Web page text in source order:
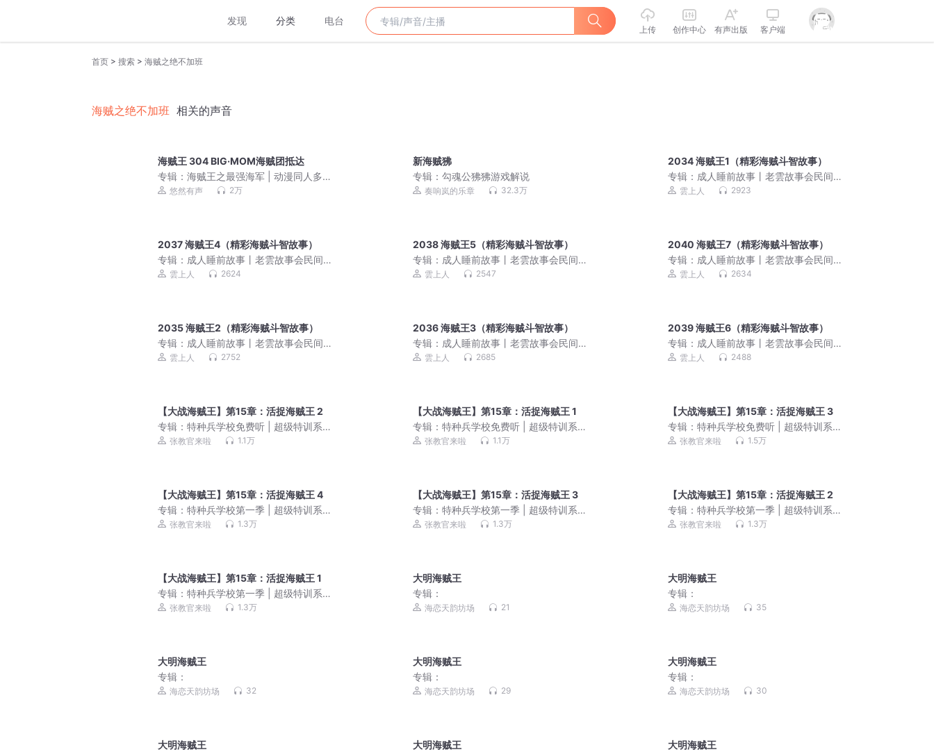
发现 分类 电台
上传 创作中心 有声出版 客户端
首页 > 搜索 > 海贼之绝不加班
海贼之绝不加班 相关的声音
海贼王 304 BIG·MOM海贼团抵达
专辑： 海贼王之最强海军 | 动漫同人多
人剧悠然有声 2万
新海贼狒
专辑：勾魂公狒狒游戏解说
奏响岚的乐章 32.3万
2034 海贼王1（精彩海贼斗智故事）
专辑： 成人睡前故事丨老雲故事会民间
故事大全丨伴睡哄睡怪哉
雲上人 2923
2037 海贼王4（精彩海贼斗智故事）
专辑： 成人睡前故事丨老雲故事会民间
故事大全丨伴睡哄睡怪哉
雲上人 2624
2038 海贼王5（精彩海贼斗智故事）
专辑： 成人睡前故事丨老雲故事会民间
故事大全丨伴睡哄睡怪哉
雲上人 2547
2040 海贼王7（精彩海贼斗智故事）
专辑： 成人睡前故事丨老雲故事会民间
故事大全丨伴睡哄睡怪哉
雲上人 2634
2035 海贼王2（精彩海贼斗智故事）
专辑： 成人睡前故事丨老雲故事会民间
故事大全丨伴睡哄睡怪哉
雲上人 2752
2036 海贼王3（精彩海贼斗智故事）
专辑： 成人睡前故事丨老雲故事会民间
故事大全丨伴睡哄睡怪哉
雲上人 2685
2039 海贼王6（精彩海贼斗智故事）
专辑： 成人睡前故事丨老雲故事会民间
故事大全丨伴睡哄睡怪哉
雲上人 2488
【大战海贼王】第15章：活捉海贼王 2
专辑： 特种兵学校免费听 | 超级特训系
列 | 八路叔叔
张教官来啦 1.1万
【大战海贼王】第15章：活捉海贼王 1
专辑：特种兵学校免费听 | 超级特训系
列 | 八路叔叔
张教官来啦 1.1万
【大战海贼王】第15章：活捉海贼王 3
专辑：特种兵学校免费听 | 超级特训系
列 | 八路叔叔
张教官来啦 1.5万
【大战海贼王】第15章：活捉海贼王 4
专辑： 特种兵学校第一季 | 超级特训系
列 | 少年特战队
张教官来啦 1.3万
【大战海贼王】第15章：活捉海贼王 3
专辑：特种兵学校第一季 | 超级特训系
列 | 少年特战队
张教官来啦 1.3万
【大战海贼王】第15章：活捉海贼王 2
专辑：特种兵学校第一季 | 超级特训系
列 | 少年特战队
张教官来啦 1.3万
【大战海贼王】第15章：活捉海贼王 1
专辑： 特种兵学校第一季 | 超级特训系
列 | 少年特战队
张教官来啦 1.3万
大明海贼王
专辑：
海恋天韵坊场 21
大明海贼王
专辑：
海恋天韵坊场 35
大明海贼王
专辑：
海恋天韵坊场 32
大明海贼王
专辑：
海恋天韵坊场 29
大明海贼王
专辑：
海恋天韵坊场 30
大明海贼王
大明海贼王
大明海贼王